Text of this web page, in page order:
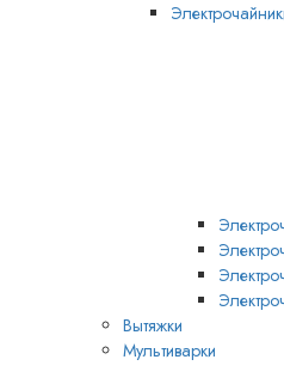
Вытяжки
Мультиварки